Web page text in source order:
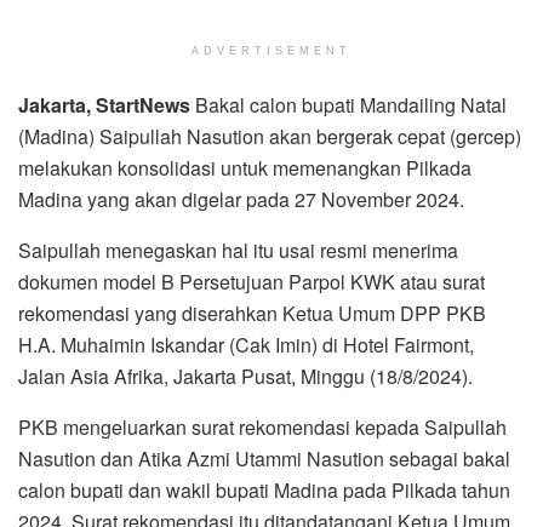
ADVERTISEMENT
Jakarta, StartNews Bakal calon bupati Mandailing Natal
(Madina) Saipullah Nasution akan bergerak cepat (gercep)
melakukan konsolidasi untuk memenangkan Pilkada
Madina yang akan digelar pada 27 November 2024.
Saipullah menegaskan hal itu usai resmi menerima
dokumen model B Persetujuan Parpol KWK atau surat
rekomendasi yang diserahkan Ketua Umum DPP PKB
H.A. Muhaimin Iskandar (Cak Imin) di Hotel Fairmont,
Jalan Asia Afrika, Jakarta Pusat, Minggu (18/8/2024).
PKB mengeluarkan surat rekomendasi kepada Saipullah
Nasution dan Atika Azmi Utammi Nasution sebagai bakal
calon bupati dan wakil bupati Madina pada Pilkada tahun